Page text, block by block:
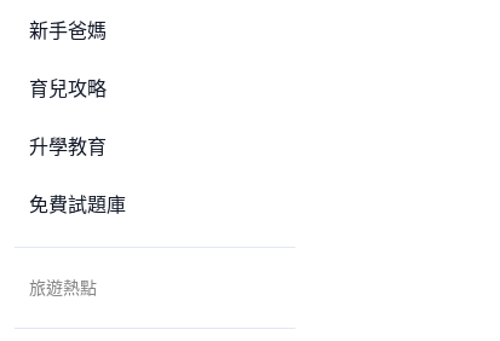
新手爸媽
育兒攻略
升學教育
免費試題庫
旅遊熱點